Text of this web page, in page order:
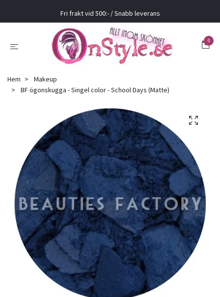
Fri frakt vid 500:- / Snabb leverans
0
Hem
Makeup
BF ögonskugga - Singel color - School Days (Matte)